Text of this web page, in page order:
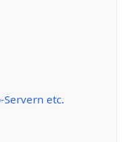
etc.